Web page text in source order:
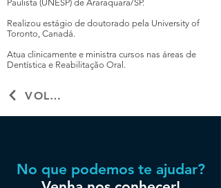
Paulista (UNESP) de Araraquara/SP.
Realizou estágio de doutorado pela University of
Toronto, Canadá.
Atua clinicamente e ministra cursos nas áreas de
Dentística e Reabilitação Oral.
VOLTAR
No que podemos te ajudar?